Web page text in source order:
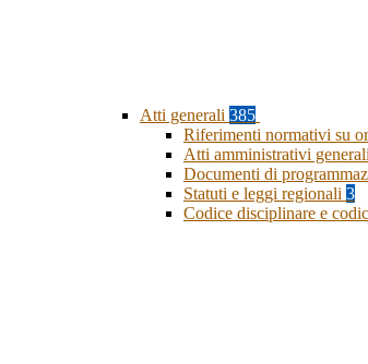
Atti generali 385
Riferimenti normativi su
Atti amministrativi generali
Documenti di
Statuti e leggi regionali 3
Codice disciplinare e